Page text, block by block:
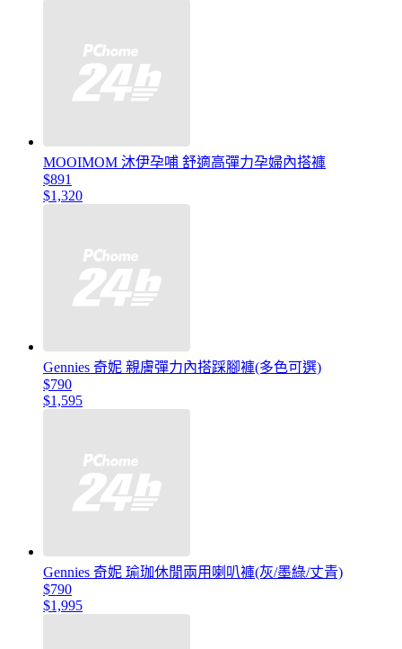
MOOIMOM 沐伊孕哺 舒適高彈力孕婦內搭褲
$891
$1,320
Gennies 奇妮 親膚彈力內搭踩腳褲(多色可選)
$790
$1,595
Gennies 奇妮 瑜珈休閒兩用喇叭褲(灰/墨綠/丈青)
$790
$1,995